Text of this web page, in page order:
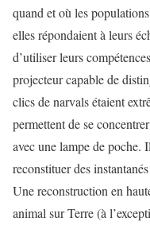
quand et où les
elles répondaient à leurs
d’utiliser leurs
projecteur capable de
clics de narvals étaient
permettent de se
avec une lampe de poche.
reconstituer des
Une reconstruction en
animal sur Terre (à